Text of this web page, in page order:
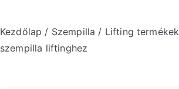
Kezdőlap / Szempilla / Lifting termékek
szempilla liftinghez